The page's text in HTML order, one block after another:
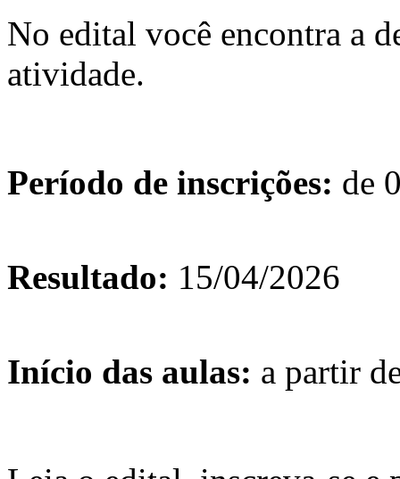
No edital você encontra a
atividade.
Período de inscrições: de
Resultado: 15/04/2026
Início das aulas: a partir